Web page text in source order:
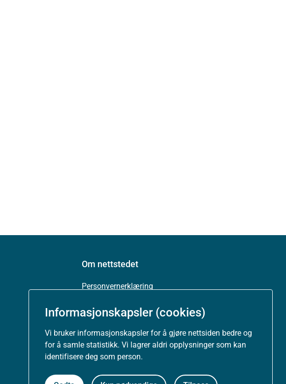
Informasjonskapsler (cookies)
Vi bruker informasjonskapsler for å gjøre nettsiden bedre og
for å samle statistikk. Vi lagrer aldri opplysninger som kan
identifisere deg som person.
Om nettstedet
Personvernerklæring
Tilgjengelighetserklæring (uustatus.no)
Besøksstatistikk og informasjonskapsler
Nyhetsvarsel og abonnement